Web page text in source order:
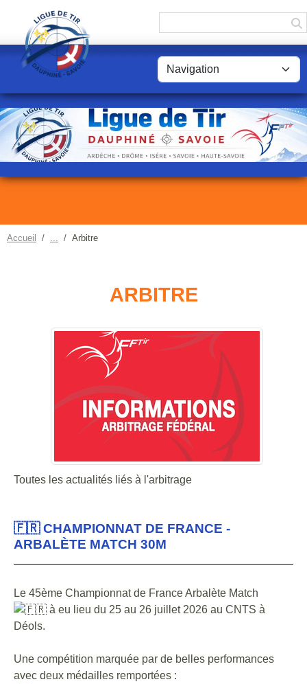
Accueil Arbitre
ARBITRE
Toutes les actualités liés à l'arbitrage
🇫🇷 CHAMPIONNAT DE FRANCE -
ARBALÈTE MATCH 30M
Le 45ème Championnat de France Arbalète Match
à eu lieu du 25 au 26 juillet 2026 au CNTS à
Déols.
Une compétition marquée par de belles performances
avec deux médailles remportées :
Panneau de gestion des cookies